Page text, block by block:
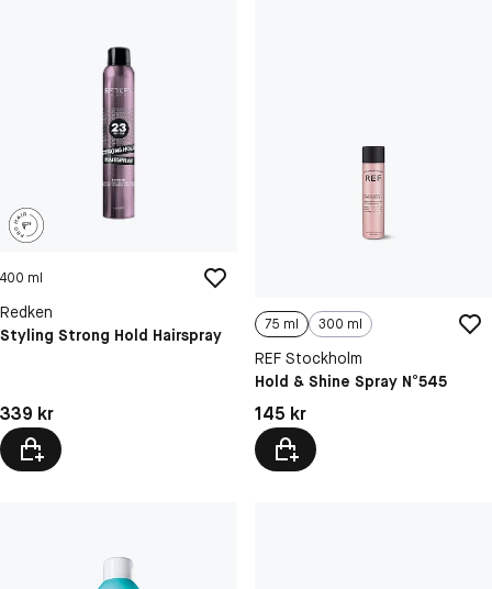
400 ml
Redken
Styling Strong Hold Hairspray
Pris: 339 kr
339 kr
75 ml 300 ml
REF Stockholm
Hold & Shine Spray N°545
Pris: 145 kr
145 kr